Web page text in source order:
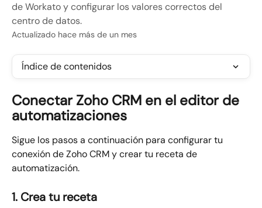
de Workato y configurar los valores correctos del
centro de datos.
Actualizado hace más de un mes
Índice de contenidos
Conectar Zoho CRM en el editor de
automatizaciones
Sigue los pasos a continuación para configurar tu
conexión de Zoho CRM y crear tu receta de
automatización.
1. Crea tu receta